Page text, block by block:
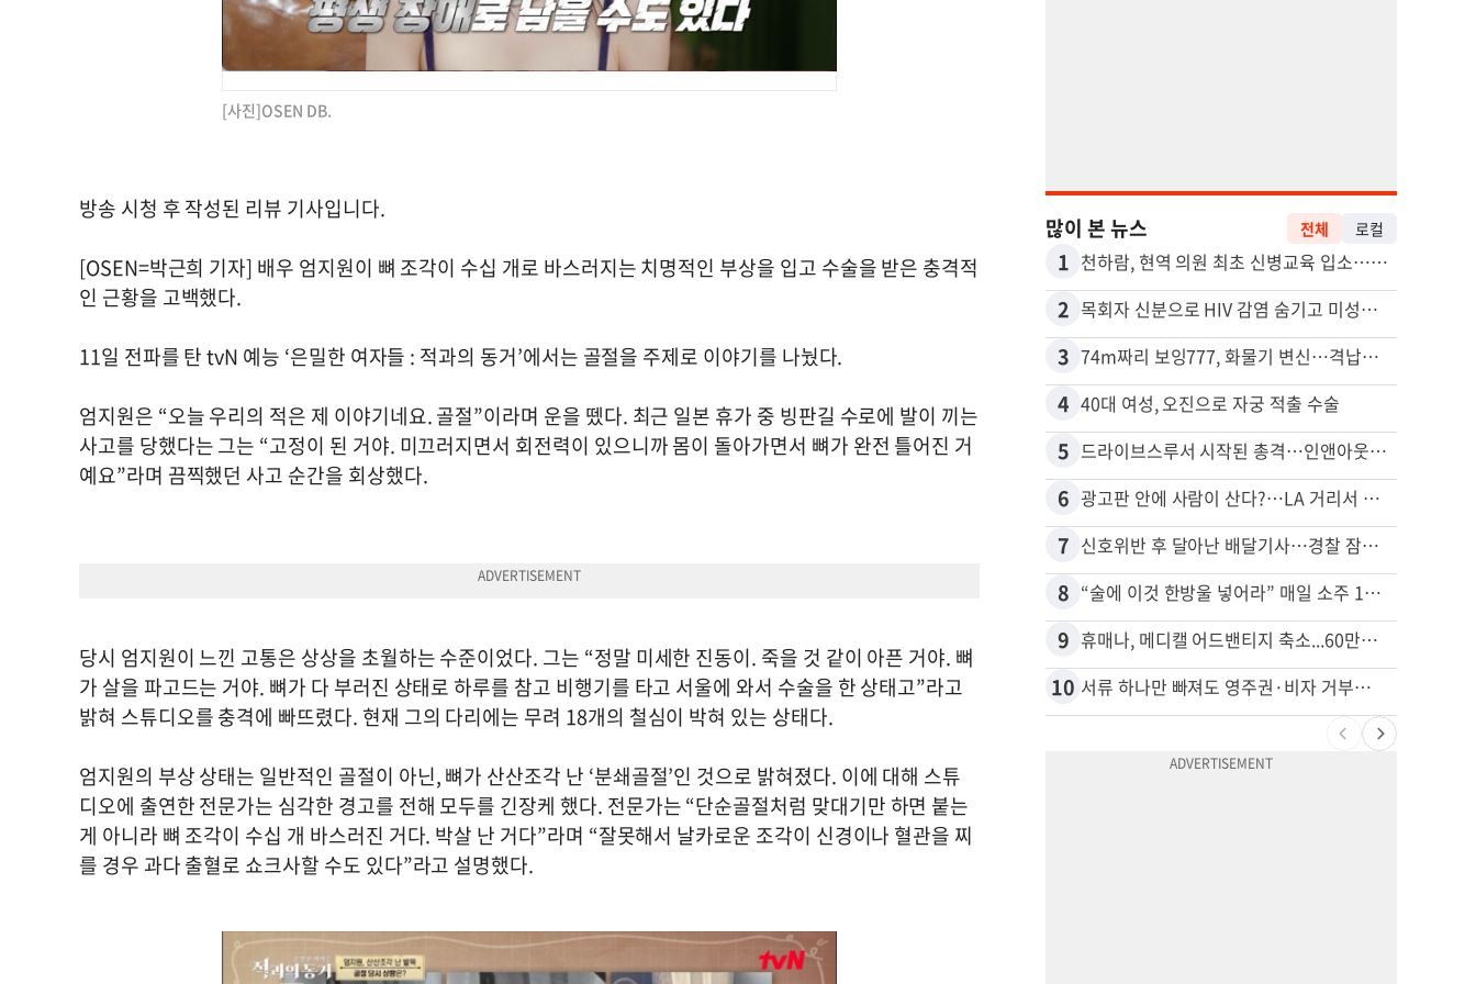
[사진]OSEN DB.
방송 시청 후 작성된 리뷰 기사입니다.
[OSEN=박근희 기자] 배우 엄지원이 뼈 조각이 수십 개로 바스러지는 치명적인 부상을 입고 수술을 받은 충격적
인 근황을 고백했다.
11일 전파를 탄 tvN 예능 ‘은밀한 여자들 : 적과의 동거’에서는 골절을 주제로 이야기를 나눴다.
엄지원은 “오늘 우리의 적은 제 이야기네요. 골절”이라며 운을 뗐다. 최근 일본 휴가 중 빙판길 수로에 발이 끼는
사고를 당했다는 그는 “고정이 된 거야. 미끄러지면서 회전력이 있으니까 몸이 돌아가면서 뼈가 완전 틀어진 거
예요”라며 끔찍했던 사고 순간을 회상했다.
당시 엄지원이 느낀 고통은 상상을 초월하는 수준이었다. 그는 “정말 미세한 진동이. 죽을 것 같이 아픈 거야. 뼈
가 살을 파고드는 거야. 뼈가 다 부러진 상태로 하루를 참고 비행기를 타고 서울에 와서 수술을 한 상태고”라고
밝혀 스튜디오를 충격에 빠뜨렸다. 현재 그의 다리에는 무려 18개의 철심이 박혀 있는 상태다.
엄지원의 부상 상태는 일반적인 골절이 아닌, 뼈가 산산조각 난 ‘분쇄골절’인 것으로 밝혀졌다. 이에 대해 스튜
디오에 출연한 전문가는 심각한 경고를 전해 모두를 긴장케 했다. 전문가는 “단순골절처럼 맞대기만 하면 붙는
게 아니라 뼈 조각이 수십 개 바스러진 거다. 박살 난 거다”라며 “잘못해서 날카로운 조각이 신경이나 혈관을 찌
를 경우 과다 출혈로 쇼크사할 수도 있다”라고 설명했다.
많이 본 뉴스 전체 로컬
1 천하람, 현역 의원 최초 신병교육 입소…논산서 2박3일 생활
2 목회자 신분으로 HIV 감염 숨기고 미성년자와 성관계
3 74m짜리 보잉777, 화물기 변신…격납고서 ‘보물’ 찾는 인천공항
4 40대 여성, 오진으로 자궁 적출 수술
5 드라이브스루서 시작된 총격…인앤아웃 참사 영상 공개
6 광고판 안에 사람이 산다?…LA 거리서 화제
7 신호위반 후 달아난 배달기사…경찰 잠복해 잡고보니 ‘반전’
8 “술에 이것 한방울 넣어라” 매일 소주 1병 까는 91세의 철칙
9 휴매나, 메디캘 어드밴티지 축소...60만명 플랜 상실 위기
10 서류 하나만 빠져도 영주권·비자 거부…심사관 재량권 대폭 확대